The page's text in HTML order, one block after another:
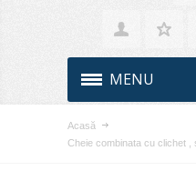
MENU
Acasă
Cheie combinata cu clichet